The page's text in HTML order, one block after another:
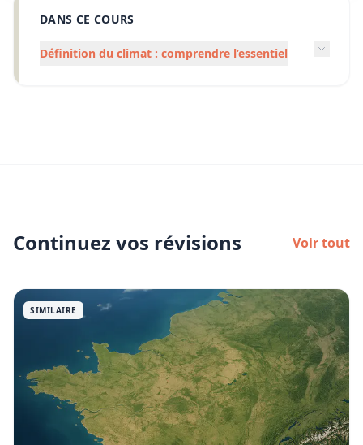
DANS CE COURS
Définition du climat : comprendre l’essentiel
Continuez vos révisions Voir tout
SIMILAIRE